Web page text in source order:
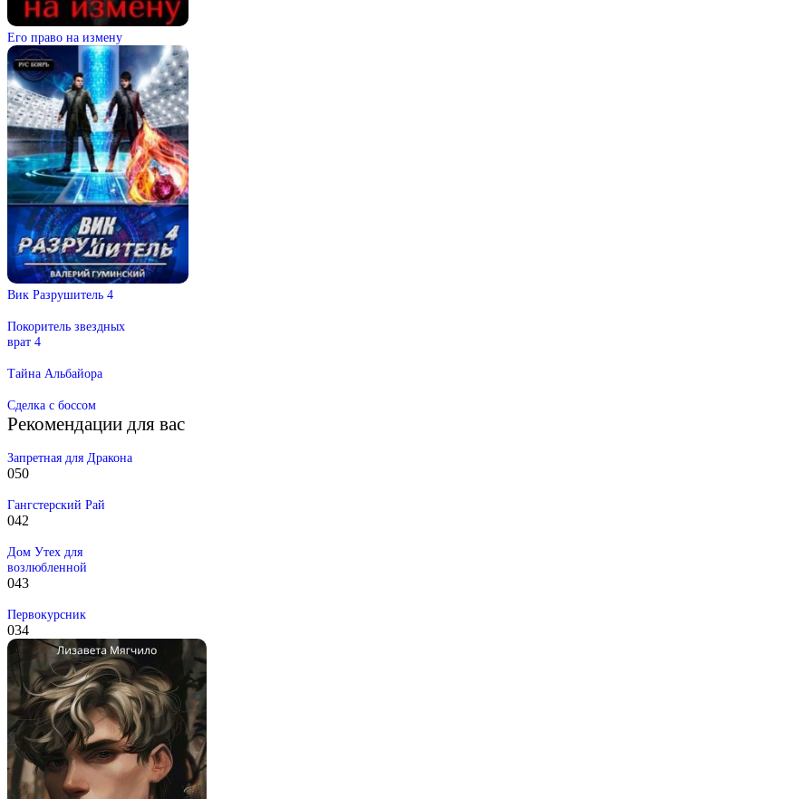
Его право на измену
Вик Разрушитель 4
Покоритель звездных
врат 4
Тайна Альбайора
Сделка с боссом
Рекомендации для вас
Запретная для Дракона
050
Гангстерский Рай
042
Дом Утех для
возлюбленной
043
Первокурсник
034